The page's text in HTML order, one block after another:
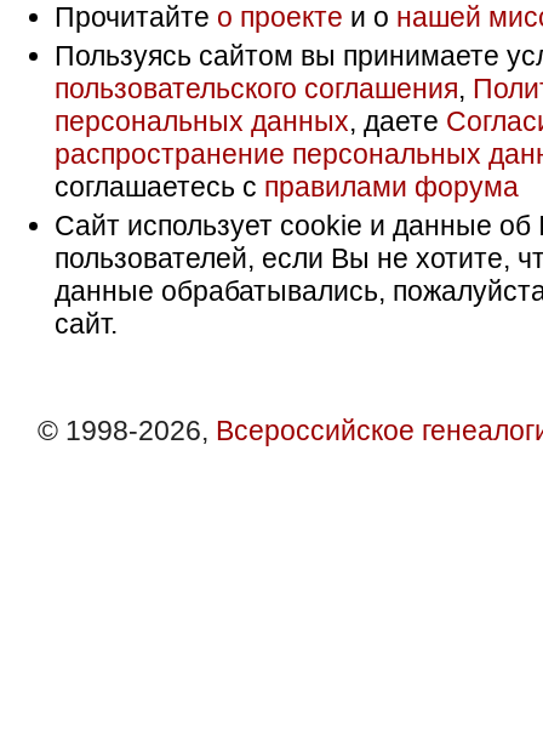
Прочитайте о проекте и о нашей
Пользуясь сайтом вы принимаете
пользовательского соглашения,
персональных данных, даете
распространение персональных
соглашаетесь с правилами форума
Сайт использует cookie и данные об
пользователей, если Вы не хотите,
данные обрабатывались,
сайт.
© 1998-2026, Всероссийское